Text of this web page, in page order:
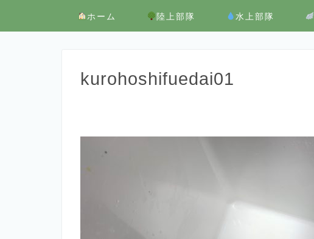
ホーム 陸上部隊 水上部隊
kurohoshifuedai01